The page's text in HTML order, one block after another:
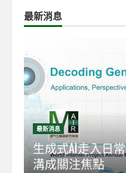
最新消息
最新消息
生成式AI走入日
溝成關注焦點